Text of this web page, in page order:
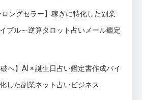
ングセラー】稼ぎに特化した副業
ブル～逆算タロット占いメール鑑定
へ】AI × 誕生日占い鑑定書作成バイ
した副業ネット占いビジネス